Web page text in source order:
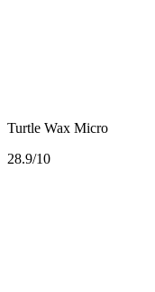
Turtle Wax Micro
28.9/10